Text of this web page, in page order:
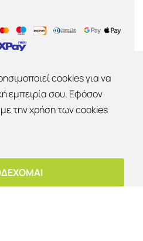
cookies για να
εμπειρία σου. Εφόσον
την χρήση των cookies
OK